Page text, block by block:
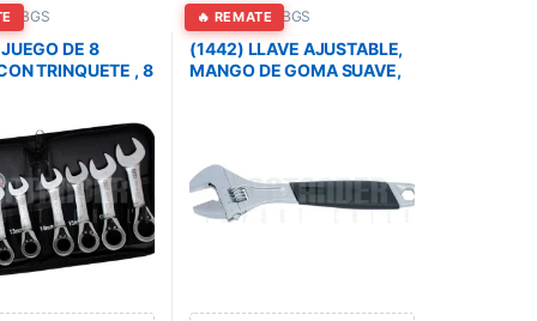
BGS
DE 8
TRINQUETE , 8
🔥 REMATE
Herramientas BGS
(1442) LLAVE AJUSTABLE,
MANGO DE GOMA SUAVE,